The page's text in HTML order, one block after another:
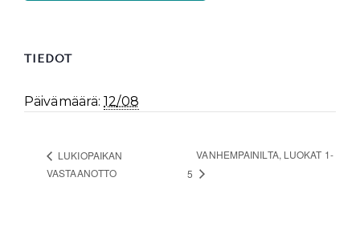
TIEDOT
Päivämäärä: 12/08
LUKIOPAIKAN
VASTAANOTTO
VANHEMPAINILTA, LUOKAT 1-
5